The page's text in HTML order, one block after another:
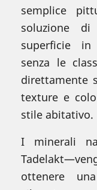
semplice
soluzione
superficie in
senza le
direttamente
texture e
stile abitativo.
I minerali
ottenere